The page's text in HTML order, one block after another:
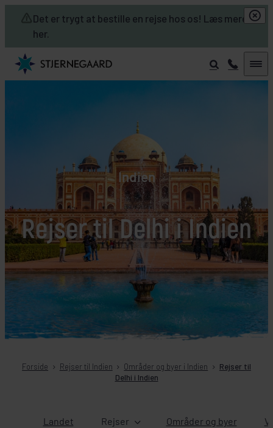
Det er trygt at bestille en rejse hos os! Læs mere
her.
Skip to main content
Rejser til Delhi i Indien
Indien
Forside Rejser til Indien Områder og byer i Indien
Rejser til
Delhi i Indien
Landet Rejser Områder og byer